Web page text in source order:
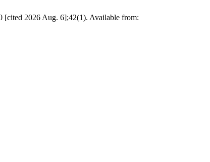
[cited 2026 Aug. 6];42(1). Available from: